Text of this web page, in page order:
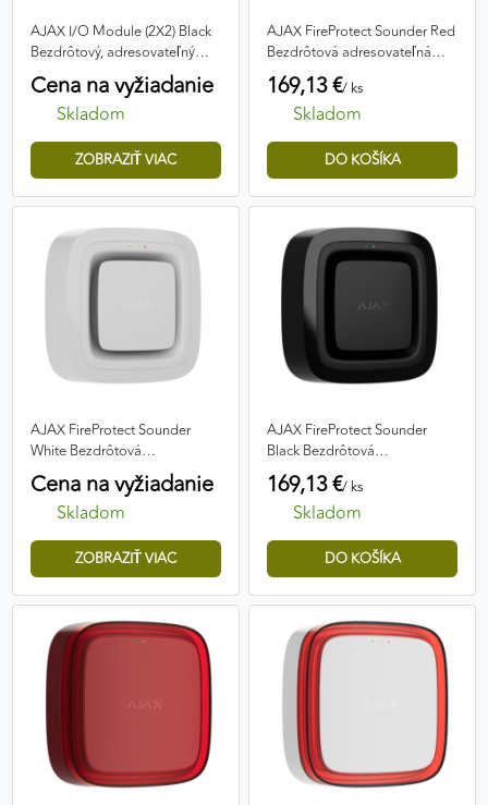
AJAX I/O Module (2X2) Black
Bezdrôtový, adresovateľný
modul
Cena na vyžiadanie
Skladom
ZOBRAZIŤ VIAC
AJAX FireProtect Sounder Red
Bezdrôtová adresovateľná
požiarna siréna
169,13 €/ ks
Skladom
AJAX FireProtect Sounder
White Bezdrôtová
adresovateľná požiarna siréna
Cena na vyžiadanie
Skladom
ZOBRAZIŤ VIAC
AJAX FireProtect Sounder
Black Bezdrôtová
adresovateľná požiarna siréna
169,13 €/ ks
Skladom